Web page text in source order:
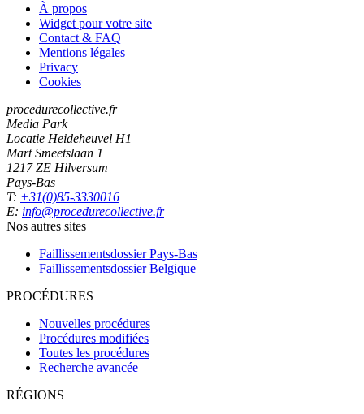
À propos
Widget pour votre site
Contact & FAQ
Mentions légales
Privacy
Cookies
procedurecollective.fr
Media Park
Locatie Heideheuvel H1
Mart Smeetslaan 1
1217 ZE Hilversum
Pays-Bas
T: +31(0)85-3330016
E: info@procedurecollective.fr
Nos autres sites
Faillissementsdossier Pays-Bas
Faillissementsdossier Belgique
PROCÉDURES
Nouvelles procédures
Procédures modifiées
Toutes les procédures
Recherche avancée
RÉGIONS